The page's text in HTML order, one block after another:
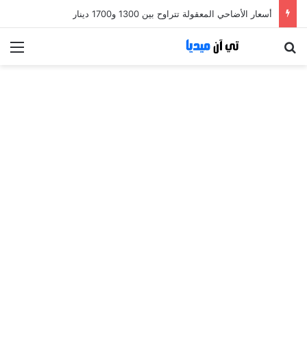
أسعار الأضاحي المعقولة تتراوح بين 1300 و1700 دينار